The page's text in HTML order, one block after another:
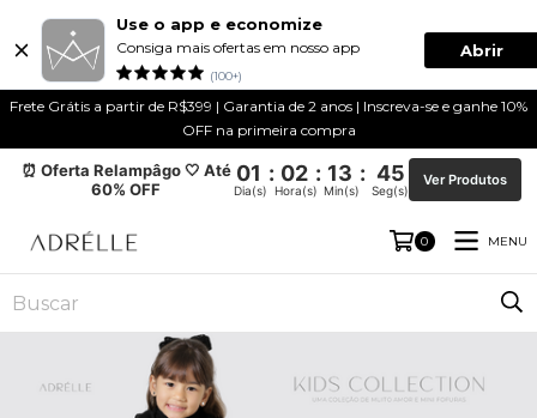
Use o app e economize
Consiga mais ofertas em nosso app
(100+)
Abrir
Frete Grátis a partir de R$399 | Garantia de 2 anos | Inscreva-se e ganhe 10%
OFF na primeira compra
⏰ Oferta Relampâgo 🤍 Até
60% OFF
01 : 02 : 13 : 44
Dia(s) Hora(s) Min(s) Seg(s)
Ver Produtos
0 MENU